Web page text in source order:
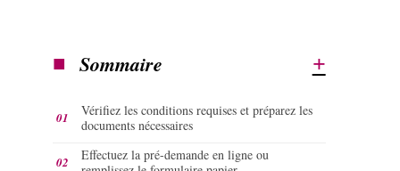
Sommaire
Vérifiez les conditions requises et préparez les
documents nécessaires
Effectuez la pré-demande en ligne ou